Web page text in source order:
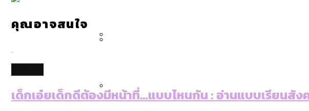
คุณอาจสนใจ
เด็กเอ๋ยเด็กดีต้องมีหน้าที่…แบบไหนกัน : อ่านแบบเรียนสั